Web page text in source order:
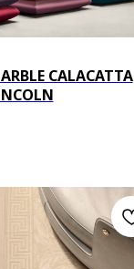
CALACATTA